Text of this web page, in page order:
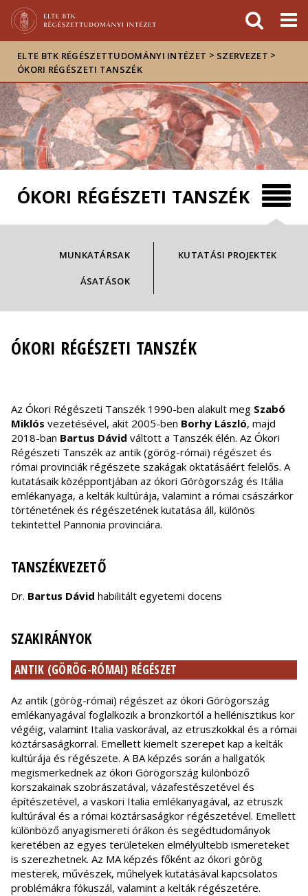
sajtóban
ELTE BTK RÉGÉSZETTUDOMÁNYI INTÉZET > SZERVEZET >
ÓKORI RÉGÉSZETI TANSZÉK
ÓKORI RÉGÉSZETI TANSZÉK
MUNKATÁRSAK
ÁSATÁSOK
KUTATÁSI PROJEKTEK
ÓKORI RÉGÉSZETI TANSZÉK
Az Ókori Régészeti Tanszék 1990-ben alakult meg Szabó
Miklós vezetésével, akit 2005-ben Borhy László, majd
2018-ban Bartus Dávid váltott a Tanszék élén. Az Ókori
Régészeti Tanszék az antik (görög-római) régészet és
római provinciák régészete szakágak oktatásáért felelős. A
kutatásaik középpontjában az ókori Görögország és Itália
emlékanyaga, a kelták kultúrája, valamint a római császárkor
történetének és régészetének kutatása áll, különös
tekintettel Pannonia provinciára.
TANSZÉKVEZETŐ
Dr. Bartus Dávid habilitált egyetemi docens
SZAKIRÁNYOK
ANTIK (GÖRÖG-RÓMAI) RÉGÉSZET
Az antik (görög-római) régészet az ókori Görögország
emlékanyagával foglalkozik a bronzkortól a hellénisztikus kor
végéig, valamint Italia vaskorával, az etruszkokkal és a római
köztársaságkorral. Emellett kiemelt szerepet kap a kelták
kultúrája és régészete. A BA képzés során a hallgatók
megismerkednek az ókori Görögország különböző
korszakainak szobrászatával, vázafestészetével és
építészetével, a vaskori Italia emlékanyagával, az etruszk
kultúrával és a római köztársaságkor régészetével. Emellett
különböző anyagismereti órákon és segédtudományok
keretében az egyes területeken elmélyültebb ismereteket
is szerezhetnek. Az MA képzés főként az ókori görög
mesterek, művészek, műhelyek kutatásával kapcsolatos
problémákra fókuszál, valamint a kelták régészetére.